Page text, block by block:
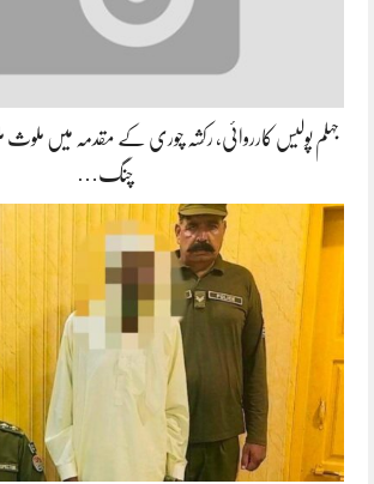
جہلم پولیس کارروائی، رکشہ چوری کے مقدمہ میں ملوث
چنگ…